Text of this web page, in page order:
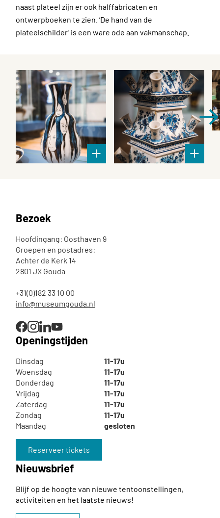
naast plateel zijn er ook halffabricaten en
ontwerpboeken te zien. ’De hand van de
plateelschilder’ is een ware ode aan vakmanschap.
Bezoek
Hoofdingang: Oosthaven 9
Groepen en postadres:
Achter de Kerk 14
2801 JX Gouda
+31(0)182 33 10 00
info@museumgouda.nl
Openingstijden
Dinsdag
11-17u
Woensdag
11-17u
Donderdag
11-17u
Vrijdag
11-17u
Zaterdag
11-17u
Zondag
11-17u
Maandag
gesloten
Reserveer tickets
Nieuwsbrief
Blijf op de hoogte van nieuwe tentoonstellingen,
activiteiten en het laatste nieuws!